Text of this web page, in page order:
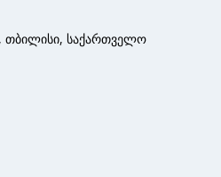
თბილისი, საქართველო